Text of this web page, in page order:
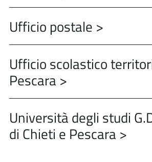
Ufficio postale >
Ufficio scolastico
Pescara >
Università degli studi
di Chieti e Pescara >